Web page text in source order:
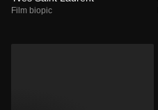
Film biopic